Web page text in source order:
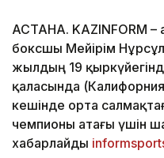
АСТАНА. KAZINFORM –
боксшы Мейірім
жылдың 19
қаласында
кешінде орта
чемпионы атағы үшін
хабарлайды